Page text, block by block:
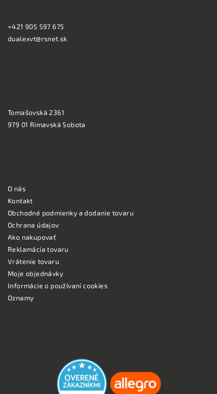
+421 905 597 675
dualexvt@rsnet.sk
Tomašovská 2361
979 01 Rimavská Sobota
O nás
Kontakt
Obchodné podmienky a dodanie tovaru
Ochrana údajov
Ako nakupovať
Reklamácia tovaru
Vrátenie tovaru
Moje objednávky
Informácie o používaní cookies
Oznamy